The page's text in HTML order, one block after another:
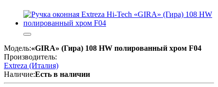
Модель:«GIRA» (Гира) 108 HW полированный хром F04
Производитель:
Extreza (Италия)
Наличие:Есть в наличии